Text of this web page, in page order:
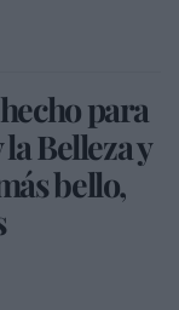
para
Belleza y
bello,